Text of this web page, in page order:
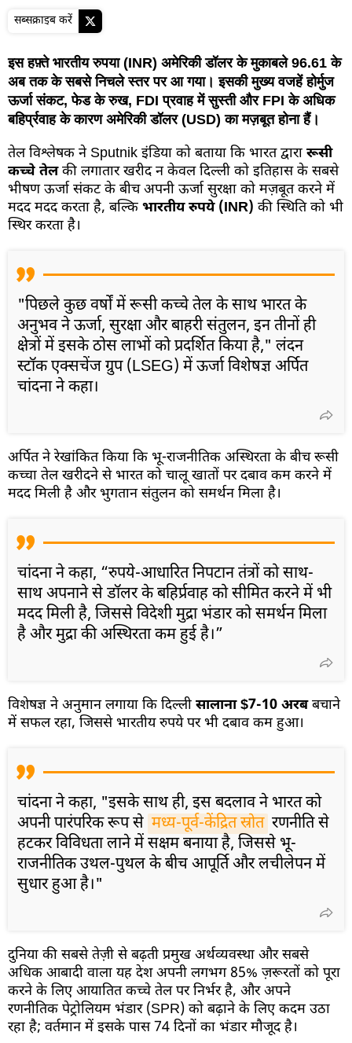
सब्सक्राइब करें
इस हफ़्ते भारतीय रुपया (INR) अमेरिकी डॉलर के मुकाबले 96.61 के
अब तक के सबसे निचले स्तर पर आ गया। इसकी मुख्य वजहें होर्मुज
ऊर्जा संकट, फेड के रुख, FDI प्रवाह में सुस्ती और FPI के अधिक
बहिर्प्रवाह के कारण अमेरिकी डॉलर (USD) का मज़बूत होना हैं।
तेल विश्लेषक ने Sputnik इंडिया को बताया कि भारत द्वारा रूसी
कच्चे तेलकी लगातार खरीद न केवल दिल्ली को इतिहास के सबसे
भीषण ऊर्जा संकट के बीच अपनी ऊर्जा सुरक्षा को मज़बूत करने में
मदद मदद करता है, बल्कि भारतीय रुपये (INR) की स्थिति को भी
स्थिर करता है।
"पिछले कुछ वर्षों में रूसी कच्चे तेल के साथ भारत के
अनुभव ने ऊर्जा, सुरक्षा और बाहरी संतुलन, इन तीनों ही
क्षेत्रों में इसके ठोस लाभों को प्रदर्शित किया है," लंदन
स्टॉक एक्सचेंज ग्रुप (LSEG) में ऊर्जा विशेषज्ञ अर्पित
चांदना ने कहा।
अर्पित ने रेखांकित किया कि भू-राजनीतिक अस्थिरता के बीच रूसी
कच्चा तेल खरीदने से भारत को चालू खातों पर दबाव कम करने में
मदद मिली है और भुगतान संतुलन को समर्थन मिला है।
चांदना ने कहा, “रुपये-आधारित निपटान तंत्रों को साथ-
साथ अपनाने से डॉलर के बहिर्प्रवाह को सीमित करने में भी
मदद मिली है, जिससे विदेशी मुद्रा भंडार को समर्थन मिला
है और मुद्रा की अस्थिरता कम हुई है।”
विशेषज्ञ ने अनुमान लगाया कि दिल्ली सालाना $7-10 अरबबचाने
में सफल रहा, जिससे भारतीय रुपये पर भी दबाव कम हुआ।
चांदना ने कहा, "इसके साथ ही, इस बदलाव ने भारत को
अपनी पारंपरिक रूप से मध्य-पूर्व-केंद्रित स्रोत रणनीति से
हटकर विविधता लाने में सक्षम बनाया है, जिससे भू-
राजनीतिक उथल-पुथल के बीच आपूर्ति और लचीलेपन में
सुधार हुआ है।"
दुनिया की सबसे तेज़ी से बढ़ती प्रमुख अर्थव्यवस्था और सबसे
अधिक आबादी वाला यह देश अपनी लगभग 85% ज़रूरतों को पूरा
करने के लिए आयातित कच्चे तेल पर निर्भर है, और अपने
रणनीतिक पेट्रोलियम भंडार (SPR) को बढ़ाने के लिए कदम उठा
रहा है; वर्तमान में इसके पास 74 दिनों का भंडार मौजूद है।